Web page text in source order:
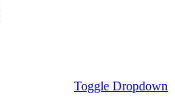
Toggle Dropdown